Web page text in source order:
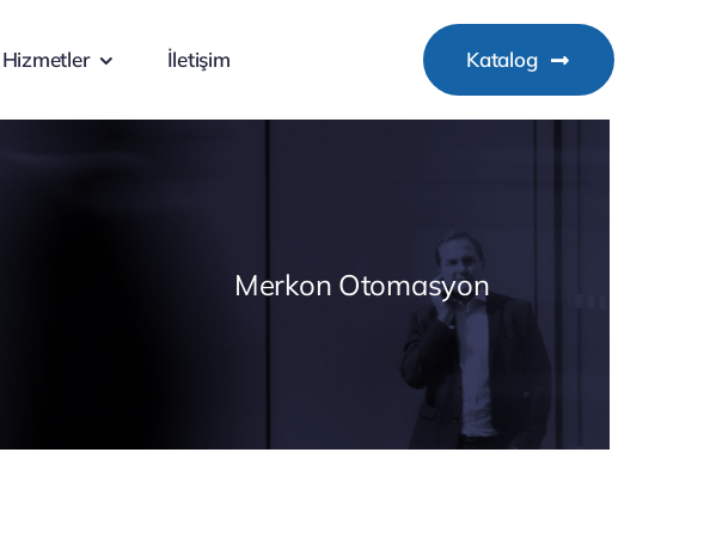
Hizmetler İletişim Katalog
Merkon Otomasyon